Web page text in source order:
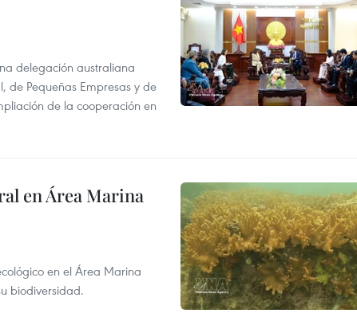
delegación australiana
de Pequeñas Empresas y de
de la cooperación en
en Área Marina
en el Área Marina
biodiversidad.